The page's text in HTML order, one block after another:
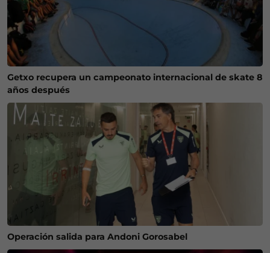
Getxo recupera un campeonato internacional de skate 8
años después
Operación salida para Andoni Gorosabel